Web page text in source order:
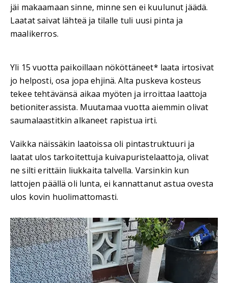
jäi makaamaan sinne, minne sen ei kuulunut jäädä.
Laatat saivat lähteä ja tilalle tuli uusi pinta ja
maalikerros.
Yli 15 vuotta paikoillaan nököttäneet* laata irtosivat
jo helposti, osa jopa ehjinä. Alta puskeva kosteus
tekee tehtävänsä aikaa myöten ja irroittaa laattoja
betioniterassista. Muutamaa vuotta aiemmin olivat
saumalaastitkin alkaneet rapistua irti.
Vaikka näissäkin laatoissa oli pintastruktuuri ja
laatat ulos tarkoitettuja kuivapuristelaattoja, olivat
ne silti erittäin liukkaita talvella. Varsinkin kun
lattojen päällä oli lunta, ei kannattanut astua ovesta
ulos kovin huolimattomasti.